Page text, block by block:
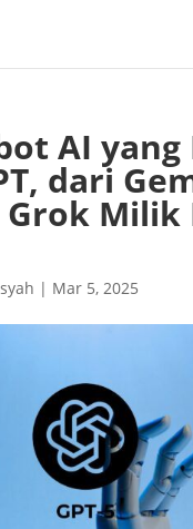
AI
dari
Milik
| Mar 5, 2025